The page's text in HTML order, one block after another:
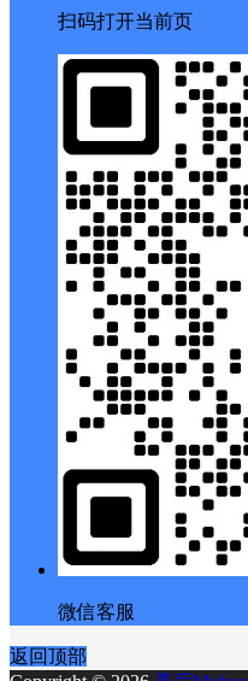
扫码打开当前页
微信客服
返回顶部